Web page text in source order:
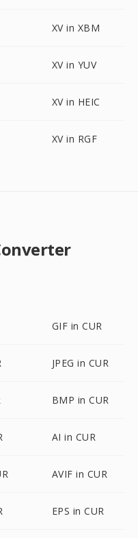
XV in XBM
XV in YUV
XV in HEIC
XV in RGF
GIF in CUR
JPEG in CUR
BMP in CUR
AI in CUR
AVIF in CUR
EPS in CUR